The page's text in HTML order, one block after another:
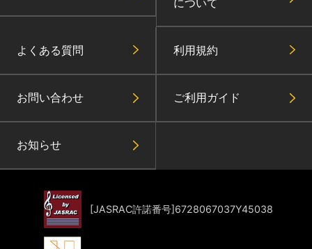
について
よくある質問 利用規約
お問い合わせ ご利用ガイド
お知らせ
[JASRAC許諾番号]6728067037Y45038